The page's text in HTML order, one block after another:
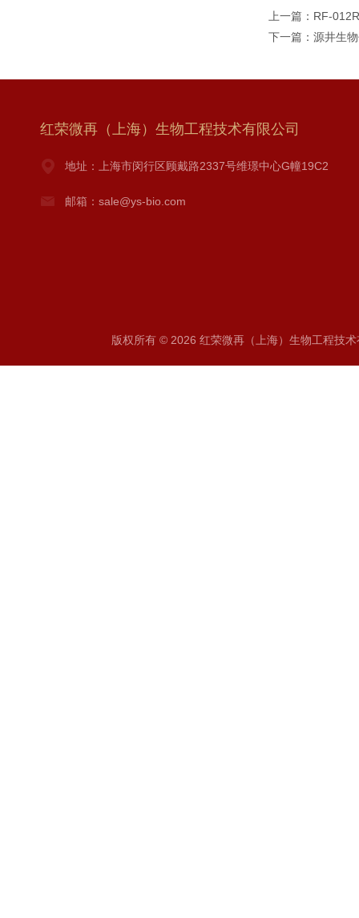
上一篇： RF-
下一篇： 源井生
红荣微再（上海）生物工程技术有限公司
地址：上海市闵行区顾戴路2337号维璟中心G幢19C2
邮箱：sale@ys-bio.com
版权所有 © 2026 红荣微再（上海）生物工程技